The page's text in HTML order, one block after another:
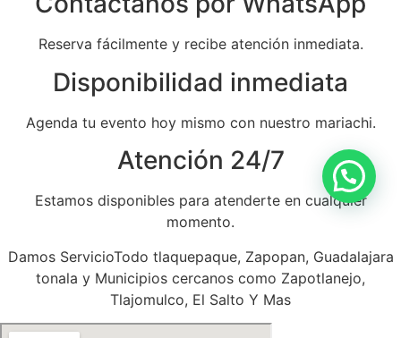
Reserva fácilmente y recibe atención inmediata.
Disponibilidad inmediata
Agenda tu evento hoy mismo con nuestro mariachi.
Atención 24/7
Estamos disponibles para atenderte en cualquier
momento.
Damos ServicioTodo tlaquepaque, Zapopan, Guadalajara
tonala y Municipios cercanos como Zapotlanejo,
Tlajomulco, El Salto Y Mas